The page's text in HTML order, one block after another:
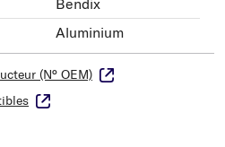
Aluminium
(N° OEM)